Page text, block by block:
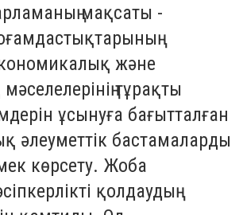
мақсаты -
және
тұрақты
ұсынуға бағытталған
әлеуметтік бастамаларды
көрсету. Жоба
қолдаудың